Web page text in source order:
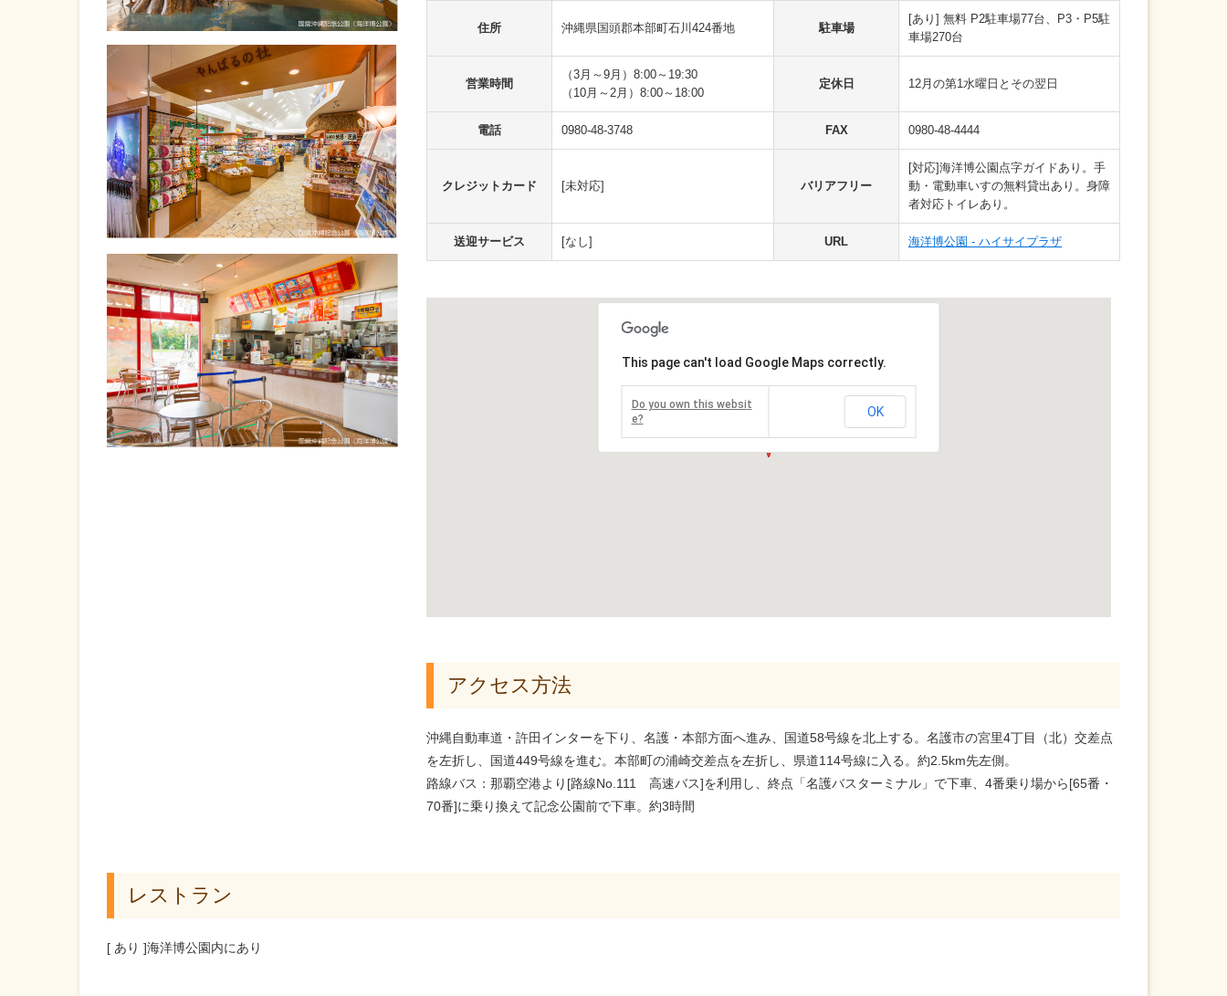
住所 沖縄県国頭郡本部町石川424番地 駐車場
[あり] 無料 P2駐車場77台、P3・P5駐
車場270台
営業時間
（3月～9月）8:00～19:30
（10月～2月）8:00～18:00
定休日 12月の第1水曜日とその翌日
電話 0980-48-3748 FAX 0980-48-4444
クレジットカード [未対応] バリアフリー
[対応]海洋博公園点字ガイドあり。手
動・電動車いすの無料貸出あり。身障
者対応トイレあり。
送迎サービス [なし] URL 海洋博公園 - ハイサイプラザ
This page can't load Google Maps correctly.
Do you own this websit
e?
OK
アクセス方法
沖縄自動車道・許田インターを下り、名護・本部方面へ進み、国道58号線を北上する。名護市の宮里4丁目（北）交差点
を左折し、国道449号線を進む。本部町の浦崎交差点を左折し、県道114号線に入る。約2.5km先左側。
路線バス：那覇空港より[路線No.111 高速バス]を利用し、終点「名護バスターミナル」で下車、4番乗り場から[65番・
70番]に乗り換えて記念公園前で下車。約3時間
レストラン
[ あり ]海洋博公園内にあり